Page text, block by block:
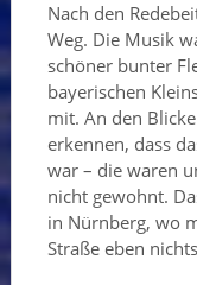
Nach den
Weg. Die Musik
schöner bunter
bayerischen
mit. An den
erkennen, dass
war – die waren
nicht gewohnt.
in Nürnberg, wo
Straße eben